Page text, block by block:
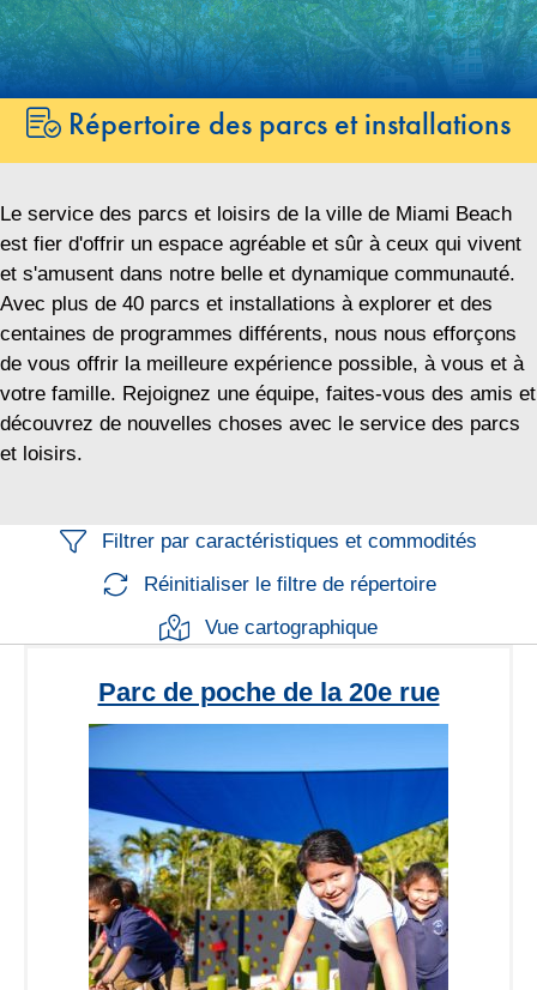
Passer
au
Passer
au
Répertoire des parcs et installations
Le service des parcs et loisirs de la ville de Miami Beach
est fier d'offrir un espace agréable et sûr à ceux qui vivent
et s'amusent dans notre belle et dynamique communauté.
Avec plus de 40 parcs et installations à explorer et des
centaines de programmes différents, nous nous efforçons
de vous offrir la meilleure expérience possible, à vous et à
votre famille. Rejoignez une équipe, faites-vous des amis et
découvrez de nouvelles choses avec le service des parcs
et loisirs.
Filtrer par caractéristiques et commodités
Réinitialiser le filtre de répertoire
Vue cartographique
Parc de poche de la 20e rue